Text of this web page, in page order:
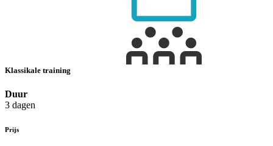
Klassikale training
Duur
3 dagen
Prijs